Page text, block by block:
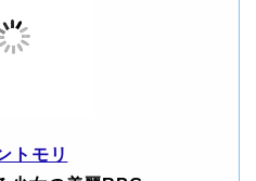
トモリ